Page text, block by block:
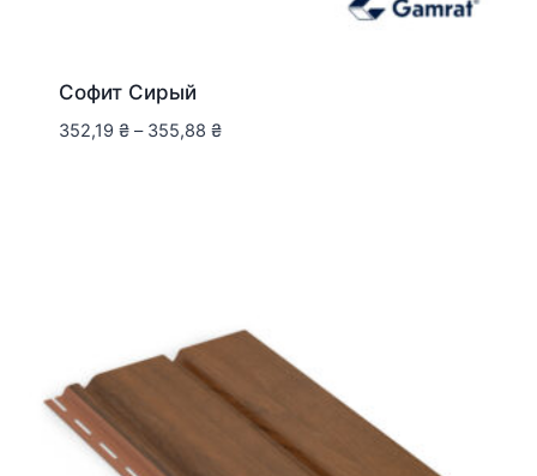
Софит Сирый
352,19 ₴ – 355,88 ₴